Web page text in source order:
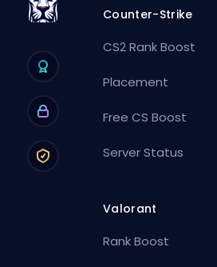
Counter-Strike
CS2 Rank Boost
Placement
Free CS Boost
Server Status
Valorant
Rank Boost